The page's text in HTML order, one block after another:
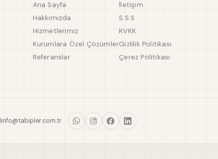
Ana Sayfa
Hakkımızda
Hizmetlerimiz
Kurumlara Özel Çözümler
Referanslar
İletişim
S.S.S
KVKK
Gizlilik Politikası
Çerez Politikası
info@tabipler.com.tr